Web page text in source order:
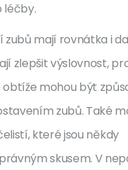
léčby.
mají rovnátka i
zlepšit výslovnost,
mohou být
zubů. Také
které jsou někdy
skusem. V